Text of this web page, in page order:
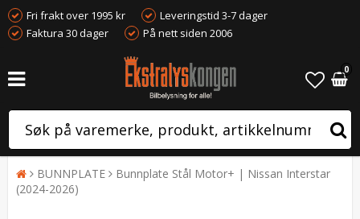
Fri frakt over 1995 kr
Leveringstid 3-7 dager
Faktura 30 dager
På nett siden 2006
0
BUNNPLATE
Bunnplate Stål Motor+ | Nissan Interstar
(2024-2026)